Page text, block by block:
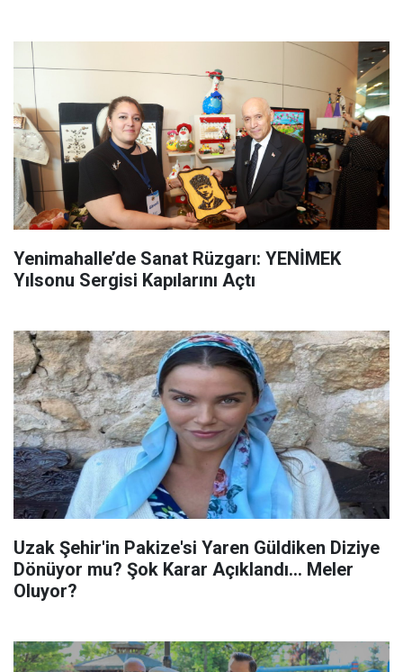
Yenimahalle’de Sanat Rüzgarı: YENİMEK
Yılsonu Sergisi Kapılarını Açtı
Uzak Şehir'in Pakize'si Yaren Güldiken Diziye
Dönüyor mu? Şok Karar Açıklandı... Meler
Oluyor?